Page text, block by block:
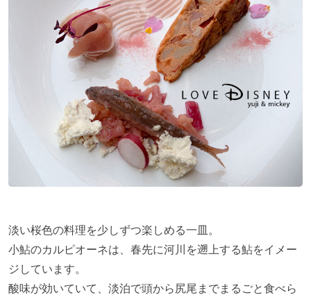
淡い桜色の料理を少しずつ楽しめる一皿。
小鮎のカルピオーネは、春先に河川を遡上する鮎をイメー
ジしています。
酸味が効いていて、淡泊で頭から尻尾までまるごと食べら